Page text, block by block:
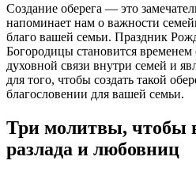
Создание оберега — это
напоминает нам о важности
благо вашей семьи. Праздник
Богородицы становится
духовной связи внутри семей и
для того, чтобы создать такой
благословении для вашей семьи.
Три молитвы, чтобы
разлада и любовниц